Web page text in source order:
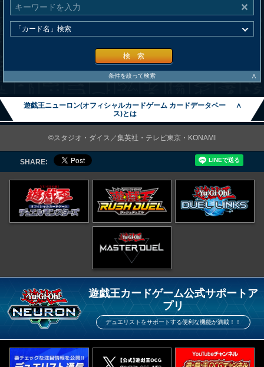
検 索
条件を絞って検索 ∧
遊戯王ニューロン(オフィシャルカードゲーム カードデータベー
ス)とは
∧
©スタジオ・ダイス／集英社・テレビ東京・KONAMI
SHARE:
遊戯王カードゲーム公式サポートア
プリ
デュエリストをサポートする便利な機能が満載！！